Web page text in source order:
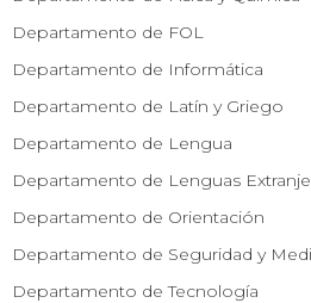
Departamento de FOL
Departamento de Informática
Departamento de Latín y Griego
Departamento de Lengua
Departamento de Lenguas
Departamento de Orientación
Departamento de Seguridad y
Departamento de Tecnología